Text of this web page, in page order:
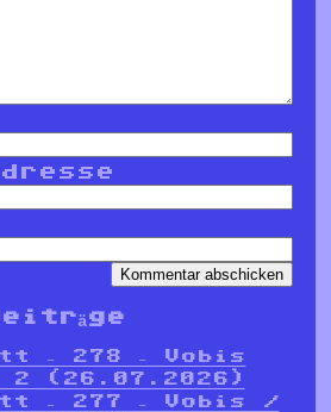
– 278 – Vobis
2 (26.07.2026)
– 277 – Vobis /